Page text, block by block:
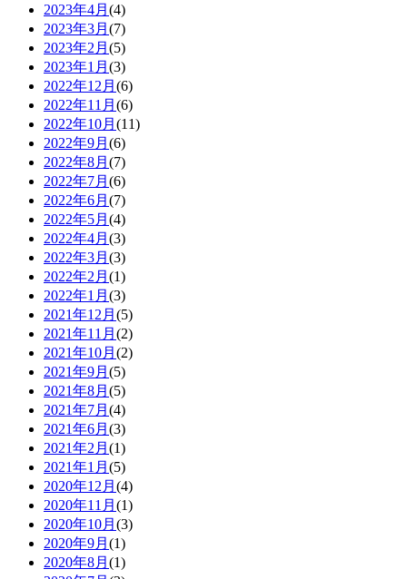
2023年4月 (4)
2023年3月 (7)
2023年2月 (5)
2023年1月 (3)
2022年12月 (6)
2022年11月 (6)
2022年10月 (11)
2022年9月 (6)
2022年8月 (7)
2022年7月 (6)
2022年6月 (7)
2022年5月 (4)
2022年4月 (3)
2022年3月 (3)
2022年2月 (1)
2022年1月 (3)
2021年12月 (5)
2021年11月 (2)
2021年10月 (2)
2021年9月 (5)
2021年8月 (5)
2021年7月 (4)
2021年6月 (3)
2021年2月 (1)
2021年1月 (5)
2020年12月 (4)
2020年11月 (1)
2020年10月 (3)
2020年9月 (1)
2020年8月 (1)